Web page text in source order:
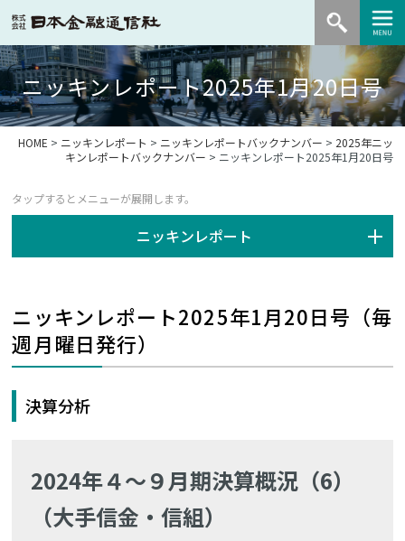
ニッキンレポート2025年1月20日号
HOME > ニッキンレポート > ニッキンレポートバックナンバー > 2025年ニッ
キンレポートバックナンバー > ニッキンレポート2025年1月20日号
ニッキンレポート
ニッキンレポート2025年1月20日号（毎
週月曜日発行）
決算分析
2024年４～９月期決算概況（6）
（大手信金・信組）